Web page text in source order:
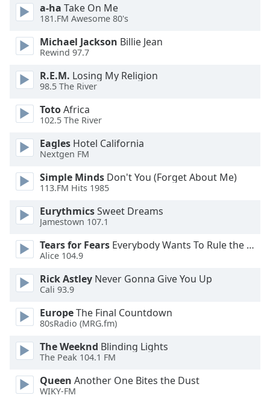
subtitles
settings,
opens
subtitles
dialog
subtitles
selected
Audio
Track
Picture-
in-
Picture
modal
Beginning
dialog
Escape
cancel
and
a-ha Take On Me
181.FM Awesome 80's
Michael Jackson Billie Jean
Rewind 97.7
R.E.M. Losing My Religion
98.5 The River
TotoAfrica
102.5 The River
Eagles Hotel California
Nextgen FM
Simple Minds Don't You (Forget About Me)
113.FM Hits 1985
EurythmicsSweet Dreams
Jamestown 107.1
Tears for Fears Everybody Wants To Rule the World
Alice 104.9
Rick Astley Never Gonna Give You Up
Cali 93.9
EuropeThe Final Countdown
80sRadio (MRG.fm)
The Weeknd Blinding Lights
The Peak 104.1 FM
Queen Another One Bites the Dust
WIKY-FM